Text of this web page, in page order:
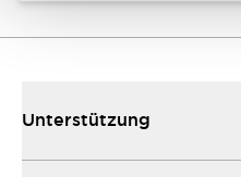
Unterstützung